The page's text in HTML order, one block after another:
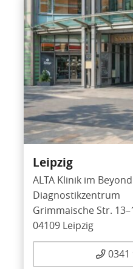
Leipzig
ALTA Klinik im
Diagnostikzentrum
Grimmaische Str.
04109 Leipzig
0341